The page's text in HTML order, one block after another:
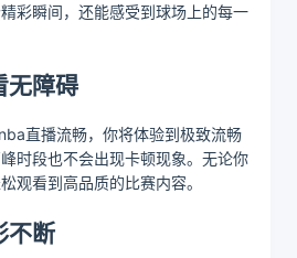
彩瞬间，还能感受到球场上的每一
无障碍
直播流畅，你将体验到极致流畅
时段也不会出现卡顿现象。无论你
观看到高品质的比赛内容。
不断